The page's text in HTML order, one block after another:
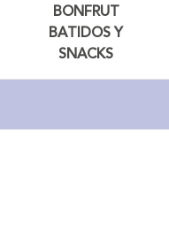
BONFRUT
BATIDOS Y
SNACKS